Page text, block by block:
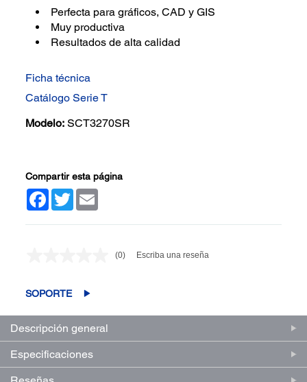
Perfecta para gráficos, CAD y GIS
Muy productiva
Resultados de alta calidad
Ficha técnica
Catálogo Serie T
Modelo: SCT3270SR
Compartir esta página
Facebook
Twitter
Sin
misma
(0) Escriba una reseña
SOPORTE
Descripción general
Especificaciones